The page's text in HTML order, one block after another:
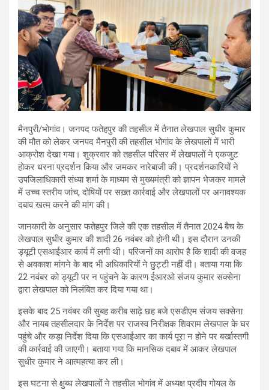
मैनपुरी/भोगांव। जनपद फतेहपुर की तहसील में तैनात लेखपाल सुधीर कुमार
की मौत को लेकर जनपद मैनपुरी की तहसील भोगांव के लेखपालों में भारी
आक्रोश देखा गया। शुक्रवार को तहसील परिसर में लेखपालों ने एकजुट
होकर धरना प्रदर्शन किया और जमकर नारेबाजी की। प्रदर्शनकारियों ने
उपजिलाधिकारी संध्या शर्मा के माध्यम से मुख्यमंत्री को ज्ञापन भेजकर मामले
में उच्च स्तरीय जांच, दोषियों पर सख़्त कार्रवाई और लेखपालों पर अनावश्यक
दबाव खत्म करने की मांग की।
जानकारी के अनुसार फतेहपुर जिले की एक तहसील में तैनात 2024 बैच के
लेखपाल सुधीर कुमार की शादी 26 नवंबर को होनी थी। इस दौरान उनकी
ड्यूटी एसआईआर कार्य में लगी थी। परिजनों का आरोप है कि शादी की वजह
से अवकाश मांगने के बाद भी अधिकारियों ने छुट्टी नहीं दी। बताया गया कि
22 नवंबर को ड्यूटी पर न पहुंचने के कारण ईआरओ संजय कुमार सक्सेना
द्वारा लेखपाल को निलंबित कर दिया गया था।
इसके बाद 25 नवंबर की सुबह करीब साढ़े छह बजे एसडीएम संजय सक्सेना
और नायब तहसीलदार के निर्देश पर राजस्व निरीक्षक शिवराम लेखपाल के घर
पहुंचे और कड़ा निर्देश दिया कि एसआईआर का कार्य पूरा न होने पर बर्खास्तगी
की कार्रवाई की जाएगी। बताया गया कि मानसिक दबाव में आकर लेखपाल
सुधीर कुमार ने आत्महत्या कर ली।
इस घटना से क्षुब्ध लेखपालों ने तहसील भोगांव में अध्यक्ष प्रदीप गोयल के